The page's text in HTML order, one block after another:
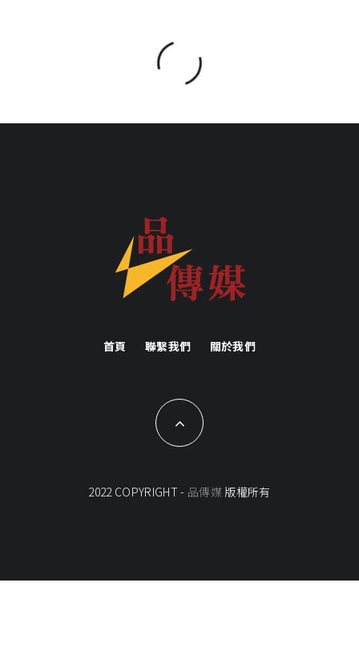
首頁 聯繫我們 關於我們
2022 COPYRIGHT - 品傳媒 版權所有